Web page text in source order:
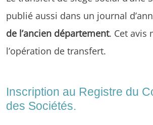
publié aussi dans un journal
de l’ancien département. Cet avis
l’opération de transfert.
Inscription au Registre du
des Sociétés.